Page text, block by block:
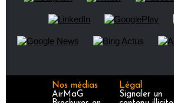
Nos médias
AirMaG
Légal
Signaler un